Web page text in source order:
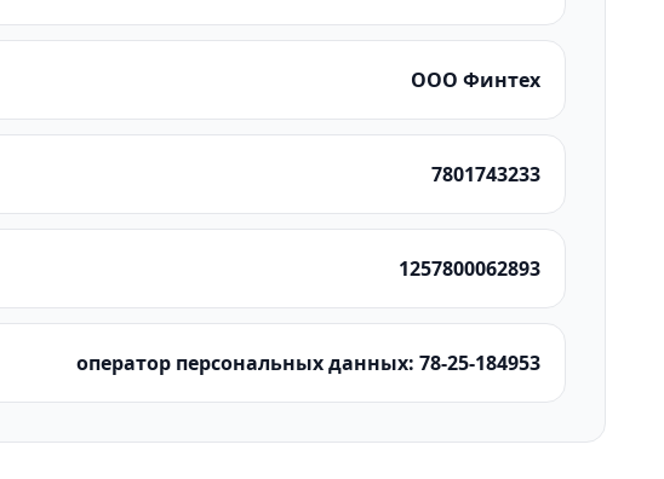
ООО Финтех
7801743233
1257800062893
оператор персональных данных: 78-25-184953